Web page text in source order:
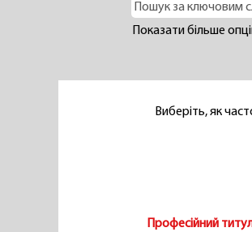
Показати більше
Виберіть, як
Професійний